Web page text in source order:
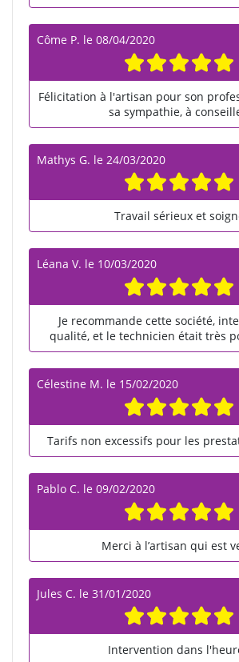
Côme P. le 08/04/2020
Félicitation à l'artisan pour son
sa sympathie, à
Mathys G. le 24/03/2020
Travail sérieux et
Léana V. le 10/03/2020
Je recommande cette société,
qualité, et le technicien était très
Célestine M. le 15/02/2020
Tarifs non excessifs pour les
Pablo C. le 09/02/2020
Merci à l’artisan qui est
Jules C. le 31/01/2020
Intervention dans